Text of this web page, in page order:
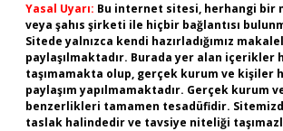
Yasal Uyarı: Bu internet sitesi, herhangi bir
veya şahıs şirketi ile hiçbir bağlantısı
Sitede yalnızca kendi hazırladığımız
paylaşılmaktadır. Burada yer alan içerikler
taşımamakta olup, gerçek kurum ve kişiler
paylaşım yapılmamaktadır. Gerçek kurum
benzerlikleri tamamen tesadüfidir.
taslak halindedir ve tavsiye niteliği